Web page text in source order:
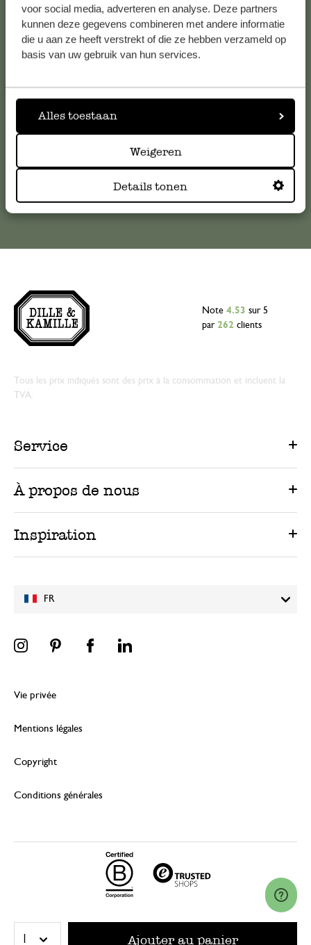
voor social media, adverteren en analyse. Deze partners
kunnen deze gegevens combineren met andere informatie
die u aan ze heeft verstrekt of die ze hebben verzameld op
basis van uw gebruik van hun services.
Alles toestaan
Weigeren
Details tonen
Ajouter au panier
Service clientèle
Pour toute question ou demande de conseil ou d’aide,
serviceclientele@dille-kamille.com
Service client en ligne
FR
Note 4.53 sur 5
par 262 clients
Tous les prix indiqués sont des prix à la consommation et incluent la
TVA.
Service
À propos de nous
Inspiration
Vie privée
Mentions légales
Copyright
Conditions générales
© 2026 Dille & Kamille (Nederland) B.V.